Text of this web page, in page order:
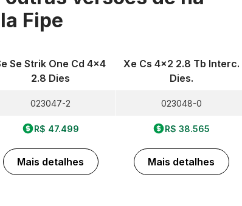
Fipe
Se Strik One Cd 4x4
2.8 Dies
023047-2
R$ 47.499
Mais detalhes
Xe Cs 4x2 2.8 Tb Interc.
Dies.
023048-0
R$ 38.565
Mais detalhes